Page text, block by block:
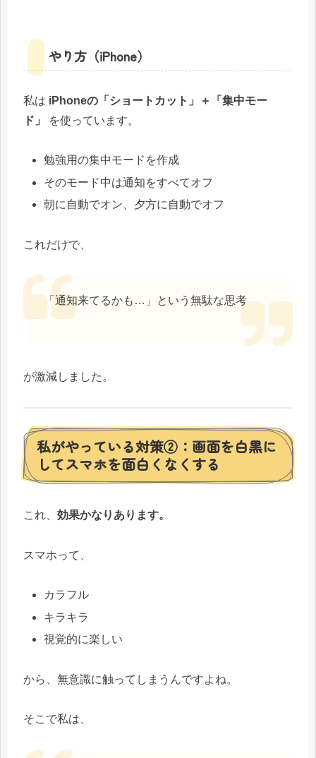
やり方（iPhone）
私は iPhoneの「ショートカット」＋「集中モー
ド」
を使っています。
勉強用の集中モードを作成
そのモード中は通知をすべてオフ
朝に自動でオン、夕方に自動でオフ
これだけで、
「通知来てるかも…」という無駄な思考
が激減しました。
私がやっている対策②：画面を白黒に
してスマホを面白くなくする
これ、 効果かなりあります。
スマホって、
カラフル
キラキラ
視覚的に楽しい
から、無意識に触ってしまうんですよね。
そこで私は、